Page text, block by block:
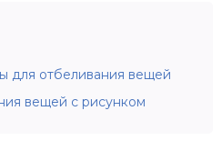
для отбеливания вещей
вещей с рисунком